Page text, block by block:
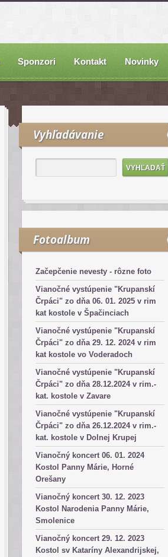
Sponzori Kontakt Novinky
Vyhľadávanie
Fotoalbum
Začepčenie nevesty - rôzne foto
Vianočné vystúpenie "Krupanskí
Črpáci" zo dňa 06. 01. 2025 v rim
kat kostole v Špačinciach
Vianočné vystúpenie "Krupanskí
Črpáci" zo dňa 29. 12. 2024 v rim
kat kostole vo Voderadoch
Vianočné vystúpenie "Krupanskí
Črpáci" zo dňa 28.12.2024 v rim.-
kat. kostole v Zavare
Vianočné vystúpenie "Krupanskí
Črpáci" zo dňa 26.12.2024 v rim.-
kat. kostole v Dolnej Krupej
Vianočný koncert 06. 01. 2024
Kostol Panny Márie, Horné
Orešany
Vianočný koncert 30. 12. 2023
Kostol Narodenia Panny Márie,
Smolenice
Vianočný koncert 29. 12. 2023
Kostol sv Kataríny Alexandrijskej,